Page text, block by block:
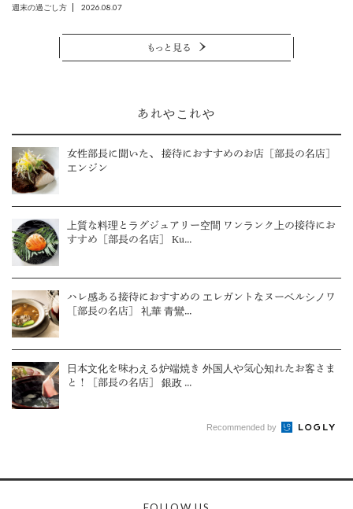
週末の過ごし方 2026.08.07
もっと見る
あれやこれや
女性部長に聞いた、 接待におすすめのお店［部長の名店］
エンジン
上質な料理とラグジュアリー空間 ワンランク上の接待にお
すすめ［部長の名店］ Ku...
ハレ感ある接待におすすめの エレガントなヌーベルシノワ
［部長の名店］ 礼華 青鸞...
日本文化を味わえる炉端焼き 外国人や気心知れたお客さま
と！［部長の名店］ 銀政 ...
Recommended by